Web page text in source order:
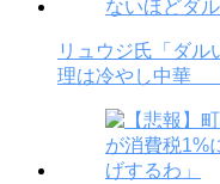
リュウジ氏「ダル
理は冷やし中華